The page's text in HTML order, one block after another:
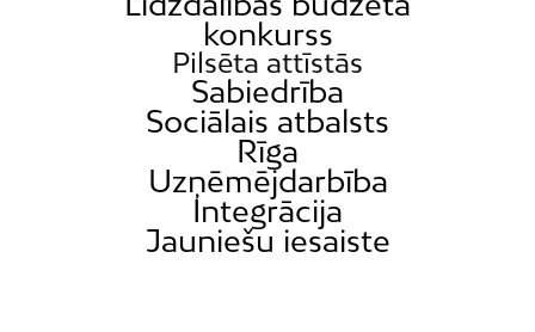
konkurss
Pilsēta attīstās
Sabiedrība
Sociālais atbalsts
Rīga
Uzņēmējdarbība
Integrācija
Jauniešu iesaiste